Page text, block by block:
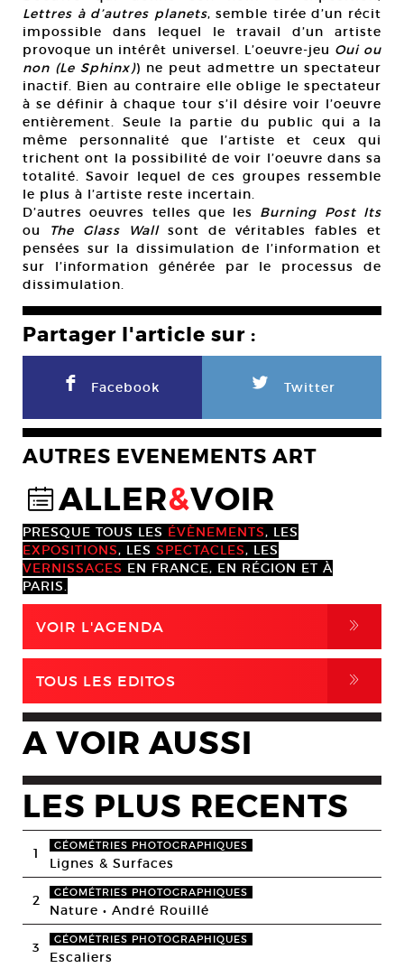
Lettres à d’autres planets, semble tirée d’un récit
impossible dans lequel le travail d’un artiste
provoque un intérêt universel. L’oeuvre-jeu Oui ou
non (Le Sphinx)) ne peut admettre un spectateur
inactif. Bien au contraire elle oblige le spectateur
à se définir à chaque tour s’il désire voir l’oeuvre
entièrement. Seule la partie du public qui a la
même personnalité que l’artiste et ceux qui
trichent ont la possibilité de voir l’oeuvre dans sa
totalité. Savoir lequel de ces groupes ressemble
le plus à l’artiste reste incertain.
D’autres oeuvres telles que les Burning Post Its
ou
The Glass Wallsont de véritables fables et
pensées sur la dissimulation de l’information et
sur l’information générée par le processus de
dissimulation.
Partager l'article sur :
F Facebook L Twitter
AUTRES EVENEMENTS ART
@ALLER&VOIR
PRESQUE TOUS LES ÉVÈNEMENTS, LES
EXPOSITIONS, LES SPECTACLES, LES
VERNISSAGES EN FRANCE, EN RÉGION ET À
PARIS.
VOIR L'AGENDA ,
TOUS LES EDITOS ,
A VOIR AUSSI
LES PLUS RECENTS
1 GÉOMÉTRIES PHOTOGRAPHIQUES
Lignes & Surfaces
2 GÉOMÉTRIES PHOTOGRAPHIQUES
Nature • André Rouillé
3 GÉOMÉTRIES PHOTOGRAPHIQUES
Escaliers